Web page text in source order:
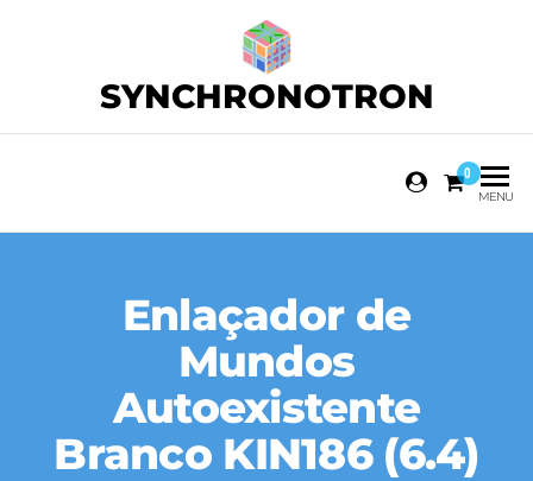
SYNCHRONOTRON
0
MENU
Enlaçador de
Mundos
Autoexistente
Branco KIN186 (6.4)